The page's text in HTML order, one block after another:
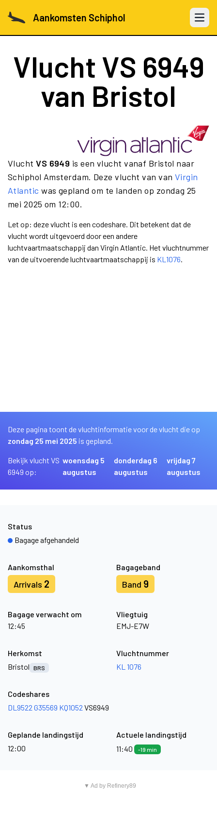
Aankomsten Schiphol Open
Vlucht VS 6949
van Bristol
VluchtVS 6949 is een vlucht vanaf Bristol naar
Schiphol Amsterdam. Deze vlucht van vanVirgin
Atlantic was gepland om te landen op zondag 25
mei 2025 om 12:00.
Let op: deze vlucht is een codeshare. Dit betekent dat de
vlucht wordt uitgevoerd door een andere
luchtvaartmaatschappij dan Virgin Atlantic. Het vluchtnummer
van de uitvoerende luchtvaartmaatschappij is KL1076.
Deze pagina toont de vluchtinformatie voor de vlucht die op
zondag 25 mei 2025 is gepland.
Bekijk vlucht VS
6949 op:
woensdag 5
augustus
donderdag 6
augustus
vrijdag 7
augustus
Aankomsthal
Arrivals 2
Bagageband
Band 9
Bagage verwacht om
12:45
Vliegtuig
EMJ-E7W
Status
Bagage afgehandeld
Herkomst
Bristol
BRS
Vluchtnummer
KL 1076
Codeshares
DL9522 G35569 KQ1052 VS6949
Geplande landingstijd
12:00
Actuele landingstijd
11:40
-19 min
▼ Ad by Refinery89